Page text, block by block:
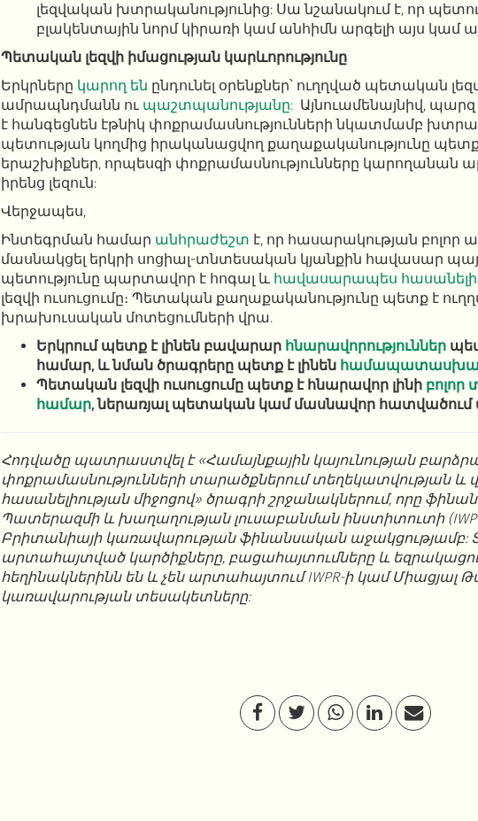
լեզվական խտրականությունից: Սա նշանակում է, որ
բլակենտային նորմ կիրառի կամ անհիմն արգելի այս կամ
Պետական ​​լեզվի իմացության կարևորությունը
Երկրները կարող են ընդունել օրենքներ՝ ուղղված պետական
ամրապնդմանն ու պաշտպանությանը: Այնուամենայնիվ,
է հանգեցնեն էթնիկ փոքրամասնությունների նկատմամբ
պետության կողմից իրականացվող քաղաքականությունը
երաշխիքներ, որպեսզի փոքրամասնությունները կարողանան
իրենց լեզուն:
Վերջապես,
Ինտեգրման համար անհրաժեշտ է, որ հասարակության
մասնակցել երկրի սոցիալ-տնտեսական կյանքին հավասար
պետությունը պարտավոր է հոգալ և հավասարապես հասանելի
լեզվի ուսուցումը։ Պետական ​​քաղաքականությունը պետք է
խրախուսական մոտեցումների վրա.
Երկրում պետք է լինեն բավարար հնարավորություններ
համար, և նման ծրագրերը պետք է լինեն
Պետական ​​լեզվի ուսուցումը պետք է հնարավոր լինի բոլոր
համար, ներառյալ պետական ​​կամ մասնավոր
Հոդվածը պատրաստվել է «Համայնքային կայունության
փոքրամասնությունների տարածքներում տեղեկատվության և
հասանելիության միջոցով» ծրագրի շրջանակներում, որը
Պատերազմի և խաղաղության լուսաբանման ինստիտուտի
Բրիտանիայի կառավարության ֆինանսական աջակցությամբ:
արտահայտված կարծիքները, բացահայտումները և
հեղինակներինն են և չեն արտահայտում IWPR-ի կամ Միացյալ
կառավարության տեսակետները: